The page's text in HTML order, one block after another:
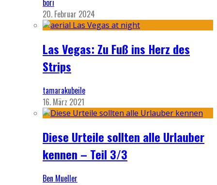
bori
20. Februar 2024
Las Vegas: Zu Fuß ins Herz des
Strips
tamarakubeile
16. März 2021
Diese Urteile sollten alle Urlauber
kennen – Teil 3/3
Ben Mueller